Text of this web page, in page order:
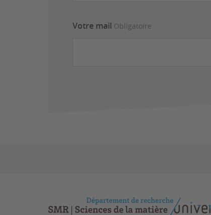
Votre mail Obligatoire